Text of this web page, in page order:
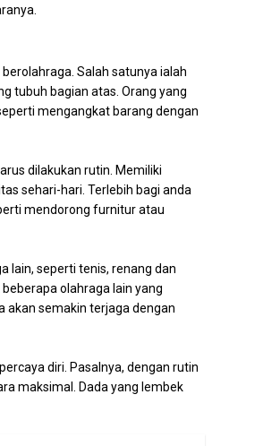
Salah satunya ialah
tubuh bagian atas. Orang yang
mengangkat barang dengan
dilakukan rutin. Memiliki
sehari-hari. Terlebih bagi anda
mendorong furnitur atau
lain, seperti tenis, renang dan
olahraga lain yang
akan semakin terjaga dengan
diri. Pasalnya, dengan rutin
maksimal. Dada yang lembek